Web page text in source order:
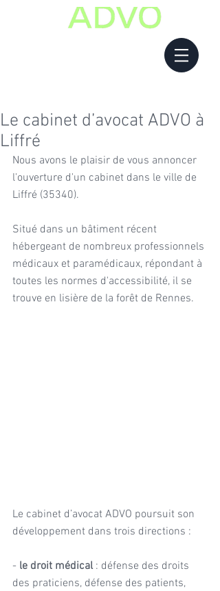
Le cabinet d’avocat ADVO à
Liffré
Nous avons le plaisir de vous annoncer
l'ouverture d'un cabinet dans le ville de
Liffré (35340).
Situé dans un bâtiment récent
hébergeant de nombreux professionnels
médicaux et paramédicaux, répondant à
toutes les normes d'accessibilité, il se
trouve en lisière de la forêt de Rennes.
Le cabinet d’avocat ADVO poursuit son
développement dans trois directions :
- le droit médical : défense des droits
des praticiens, défense des patients,